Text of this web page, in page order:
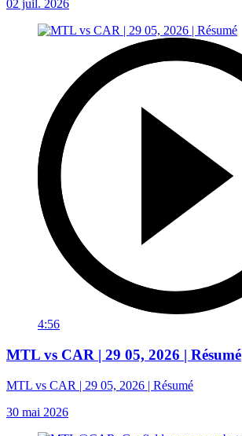
02 juil. 2026
4:56
MTL vs CAR | 29 05, 2026 | Résumé
MTL vs CAR | 29 05, 2026 | Résumé
30 mai 2026